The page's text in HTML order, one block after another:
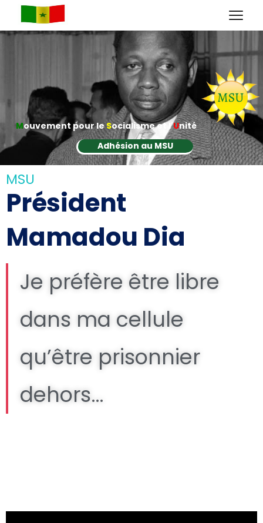
Mouvement pour leSocialisme et l'Unité
Adhésion au MSU
MSU
Président
Mamadou Dia
Je préfère être libre
dans ma cellule
qu’être prisonnier
dehors…